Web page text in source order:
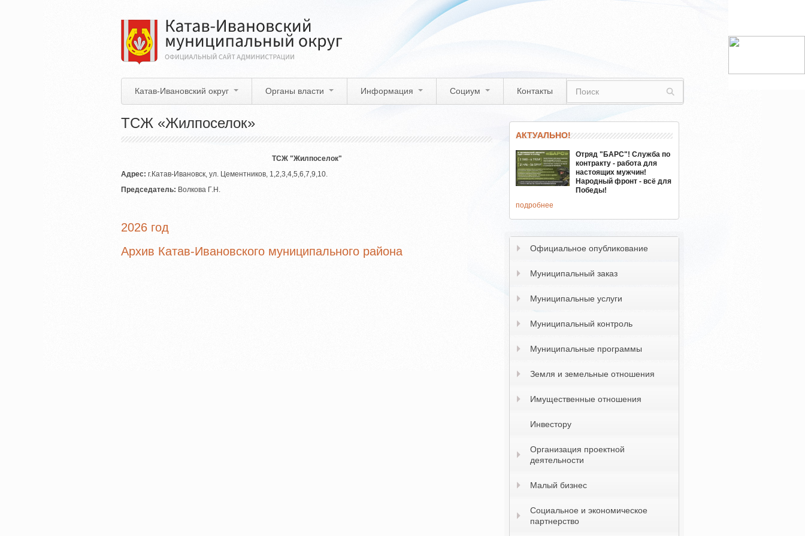
Катав-Ивановский округ Органы власти Информация Социум Контакты
ТСЖ «Жилпоселок»
ТСЖ "Жилпоселок"
Адрес: г.Катав-Ивановск, ул. Цементников, 1,2,3,4,5,6,7,9,10.
Председатель: Волкова Г.Н.
2026 год
Архив Катав-Ивановского муниципального района
АКТУАЛЬНО!
Отряд "БАРС"! Служба по
контракту - работа для
настоящих мужчин!
Народный фронт - всё для
Победы!
подробнее
Официальное опубликование
Муниципальный заказ
Муниципальные услуги
Муниципальный контроль
Муниципальные программы
Земля и земельные отношения
Имущественные отношения
Инвестору
Организация проектной
деятельности
Малый бизнес
Социальное и экономическое
партнерство